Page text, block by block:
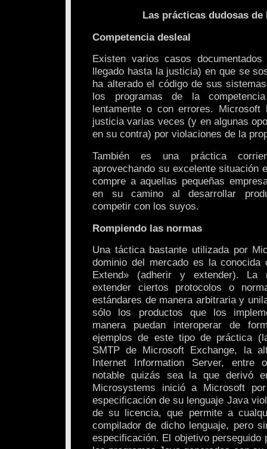
Las prácticas dudosas
Competencia desleal
Existen varios casos
llegado hasta la justicia) en que se
ha alterado el código de sus
los programas de la
lentamente o con errores.
justicia varias veces (y en algunas
en su contra) por violaciones de la
También es una práctica
aprovechando su excelente situación
compre a aquellas pequeñas
en su camino al desarrollar
competir con los suyos.
Rompiendo las normas
Una táctica bastante utilizada por
dominio del mercado es la conocida
Extend» (adherir y extender). La
extender ciertos protocolos o
estándares de manera arbitraria y
sólo los productos que los
manera puedan interoperar de
ejemplos de este tipo de práctica
SMTP de Microsoft Exchange, la
Internet Information Server, entre
notable quizás sea la que derivó
Microsystems inició a Microsoft
especificación de su lenguaje Java
de su licencia, que permite a
compilador de dicho lenguaje, pero
especificación. El objetivo perseguido